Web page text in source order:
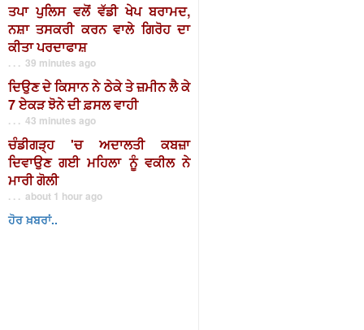
ਤਪਾ ਪੁਲਿਸ ਵਲੋਂ ਵੱਡੀ ਖੇਪ ਬਰਾਮਦ,
ਨਸ਼ਾ ਤਸਕਰੀ ਕਰਨ ਵਾਲੇ ਗਿਰੋਹ ਦਾ
ਕੀਤਾ ਪਰਦਾਫਾਸ਼
. . . 39 minutes ago
ਦਿਉਣ ਦੇ ਕਿਸਾਨ ਨੇ ਠੇਕੇ ਤੇ ਜ਼ਮੀਨ ਲੈ ਕੇ
7 ਏਕੜ ਝੋਨੇ ਦੀ ਫ਼ਸਲ ਵਾਹੀ
. . . 43 minutes ago
ਚੰਡੀਗੜ੍ਹ 'ਚ ਅਦਾਲਤੀ ਕਬਜ਼ਾ
ਦਿਵਾਉਣ ਗਈ ਮਹਿਲਾ ਨੂੰ ਵਕੀਲ ਨੇ
ਮਾਰੀ ਗੋਲੀ
. . . about 1 hour ago
ਹੋਰ ਖ਼ਬਰਾਂ..